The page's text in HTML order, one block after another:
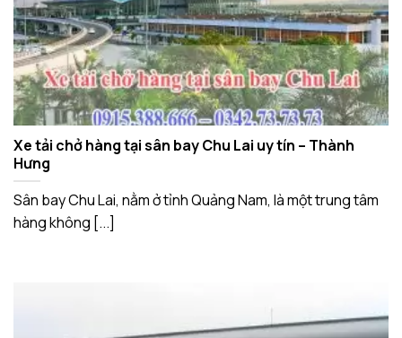
Xe tải chở hàng tại sân bay Chu Lai uy tín – Thành
Hưng
Sân bay Chu Lai, nằm ở tỉnh Quảng Nam, là một trung tâm
hàng không [...]